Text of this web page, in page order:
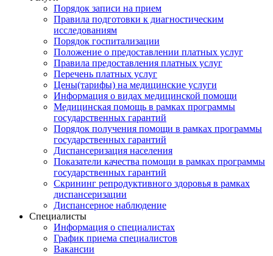
Порядок записи на прием
Правила подготовки к диагностическим
исследованиям
Порядок госпитализации
Положение о предоставлении платных услуг
Правила предоставления платных услуг
Перечень платных услуг
Цены(тарифы) на медицинские услуги
Информация о видах медицинской помощи
Медицинская помощь в рамках программы
государственных гарантий
Порядок получения помощи в рамках программы
государственных гарантий
Диспансеризация населения
Показатели качества помощи в рамках программы
государственных гарантий
Скрининг репродуктивного здоровья в рамках
диспансеризации
Диспансерное наблюдение
Специалисты
Информация о специалистах
График приема специалистов
Вакансии